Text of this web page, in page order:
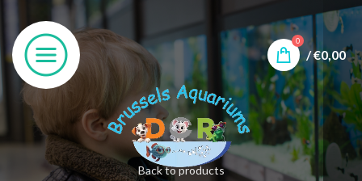
0
/€0,00
Back to products